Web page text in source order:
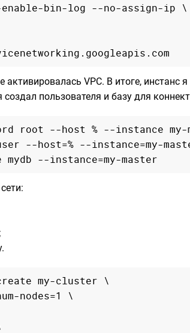
bin-log --no-assign-ip \
VPC. В итоге, инстанс я
пользователя и базу для
root --host % --instance my-
--host=% --instance=my-
my-cluster \
nodes=1 \